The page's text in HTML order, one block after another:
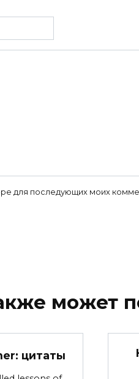
для последующих моих
может
цитаты